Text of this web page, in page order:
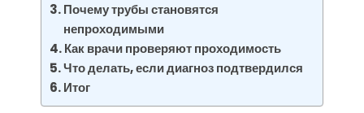
Почему трубы становятся
непроходимыми
Как врачи проверяют проходимость
Что делать, если диагноз подтвердился
Итог